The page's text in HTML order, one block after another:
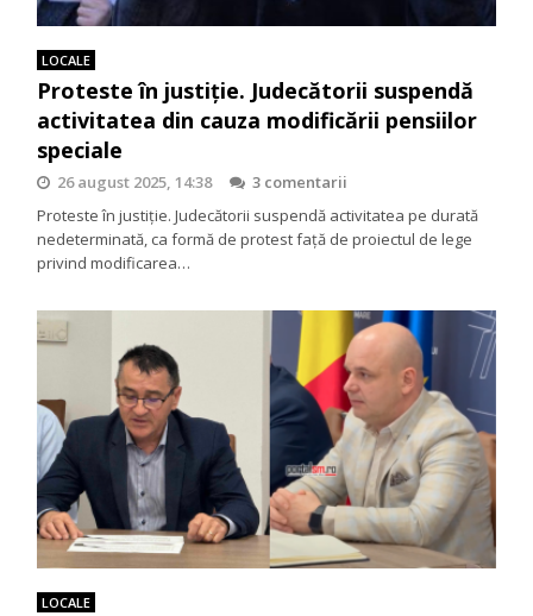
LOCALE
Proteste în justiție. Judecătorii suspendă
activitatea din cauza modificării pensiilor
speciale
26 august 2025, 14:38
3 comentarii
Proteste în justiție. Judecătorii suspendă activitatea pe durată
nedeterminată, ca formă de protest față de proiectul de lege
privind modificarea…
LOCALE